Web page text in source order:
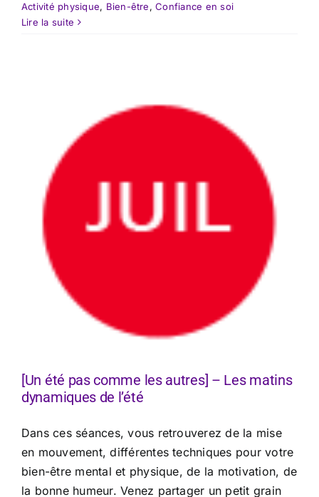
Activité physique, Bien-être,Confiance en soi
Lire la suite
[Un été pas comme les autres] – Les matins
dynamiques de l’été
Dans ces séances, vous retrouverez de la mise
en mouvement, différentes techniques pour votre
bien-être mental et physique, de la motivation, de
la bonne humeur. Venez partager un petit grain